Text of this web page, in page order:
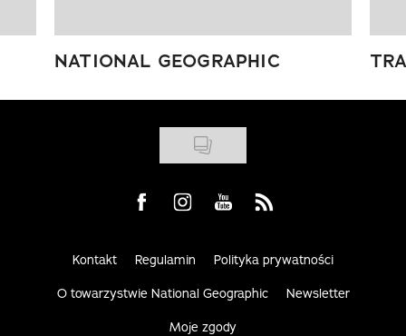
NATIONAL GEOGRAPHIC
Visit us on Facebook
Visit us on Instagram
Visit us on Youtube
Visit us on Rss
Kontakt Regulamin Polityka prywatności
O towarzystwie National Geographic Newsletter
Moje zgody